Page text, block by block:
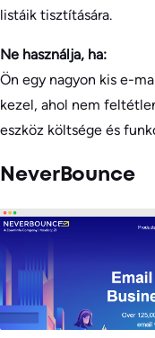
listáik tisztítására.
Ne használja, ha:
Ön egy nagyon kis e-
kezel, ahol nem
eszköz költsége és
NeverBounce